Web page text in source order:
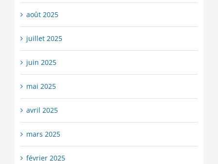
août 2025
juillet 2025
juin 2025
mai 2025
avril 2025
mars 2025
février 2025